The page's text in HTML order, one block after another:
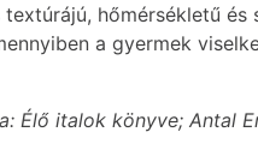
hőmérsékletű
a gyermek
Élő italok könyve; Antal